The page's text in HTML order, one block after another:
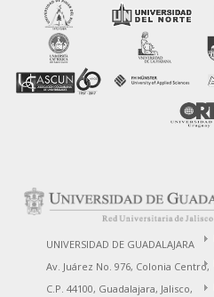
UNIVERSIDAD DE GUADALAJARA
Av. Juárez No. 976, Colonia Centro,
C.P. 44100, Guadalajara, Jalisco,